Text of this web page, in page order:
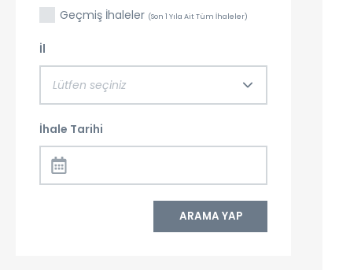
Geçmiş İhaleler (Son 1 Yıla Ait Tüm İhaleler)
İl
Lütfen seçiniz
İhale Tarihi